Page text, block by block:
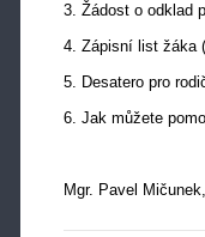
3. Žádost o odklad
4. Zápisní list žáka
5. Desatero pro
6. Jak můžete
Mgr. Pavel